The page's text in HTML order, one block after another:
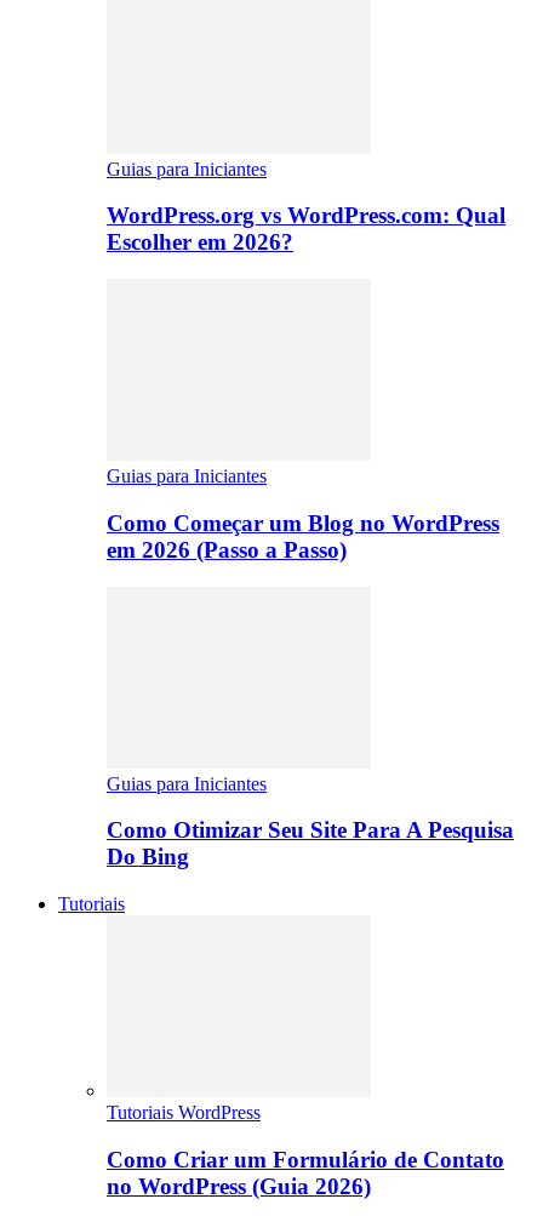
Guias para Iniciantes
WordPress.org vs WordPress.com: Qual
Escolher em 2026?
Guias para Iniciantes
Como Começar um Blog no WordPress
em 2026 (Passo a Passo)
Guias para Iniciantes
Como Otimizar Seu Site Para A Pesquisa
Do Bing
Tutoriais
Tutoriais WordPress
Como Criar um Formulário de Contato
no WordPress (Guia 2026)